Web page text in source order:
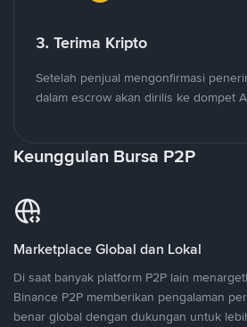
3. Terima Kripto
Setelah penjual mengonfirmasi
dalam escrow akan dirilis ke dompet
Keunggulan Bursa P2P
Marketplace Global dan Lokal
Di saat banyak platform P2P lain
Binance P2P memberikan pengalaman
benar global dengan dukungan untuk